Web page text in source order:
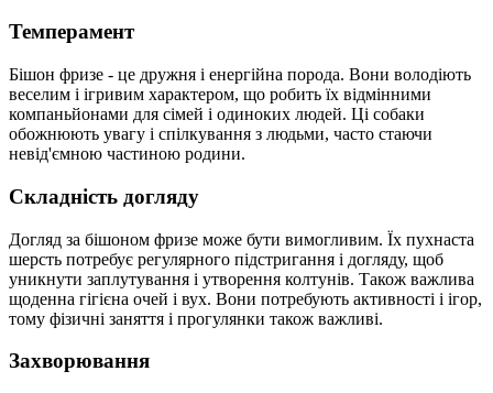
Темперамент
Бішон фризе - це дружня і енергійна порода. Вони володіють
веселим і ігривим характером, що робить їх відмінними
компаньйонами для сімей і одиноких людей. Ці собаки
обожнюють увагу і спілкування з людьми, часто стаючи
невід'ємною частиною родини.
Складність догляду
Догляд за бішоном фризе може бути вимогливим. Їх пухнаста
шерсть потребує регулярного підстригання і догляду, щоб
уникнути заплутування і утворення колтунів. Також важлива
щоденна гігієна очей і вух. Вони потребують активності і ігор,
тому фізичні заняття і прогулянки також важливі.
Захворювання